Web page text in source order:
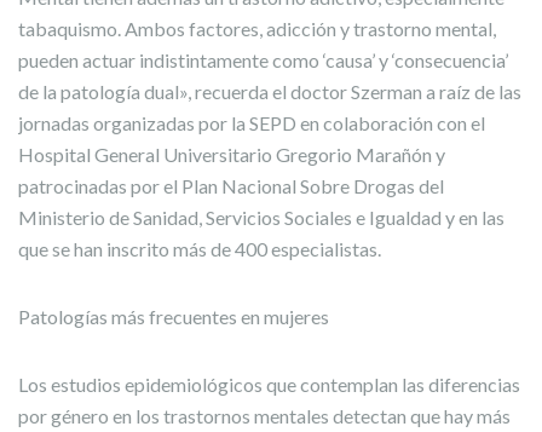
tabaquismo. Ambos factores, adicción y trastorno mental,
pueden actuar indistintamente como ‘causa’ y ‘consecuencia’
de la patología dual», recuerda el doctor Szerman a raíz de las
jornadas organizadas por la SEPD en colaboración con el
Hospital General Universitario Gregorio Marañón y
patrocinadas por el Plan Nacional Sobre Drogas del
Ministerio de Sanidad, Servicios Sociales e Igualdad y en las
que se han inscrito más de 400 especialistas.
Patologías más frecuentes en mujeres
Los estudios epidemiológicos que contemplan las diferencias
por género en los trastornos mentales detectan que hay más